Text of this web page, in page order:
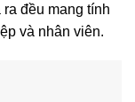
đều mang tính
và nhân viên.